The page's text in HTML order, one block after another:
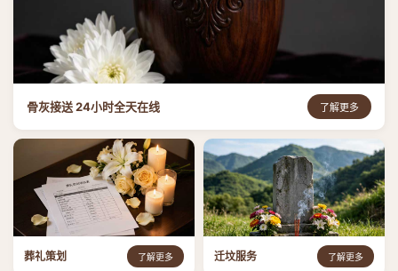
骨灰接送 24小时全天在线 了解更多
葬礼策划 了解更多 迁坟服务 了解更多